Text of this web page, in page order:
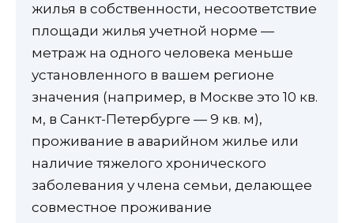
жилья в собственности, несоответствие
площади жилья учетной норме —
метраж на одного человека меньше
установленного в вашем регионе
значения (например, в Москве это 10 кв.
м, в Санкт-Петербурге — 9 кв. м),
проживание в аварийном жилье или
наличие тяжелого хронического
заболевания у члена семьи, делающее
совместное проживание